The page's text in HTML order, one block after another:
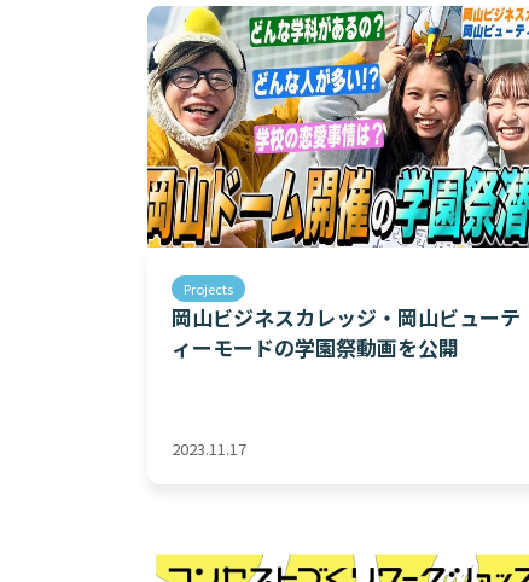
Projects
岡山ビジネスカレッジ・岡山ビューテ
ィーモードの学園祭動画を公開
2023.11.17